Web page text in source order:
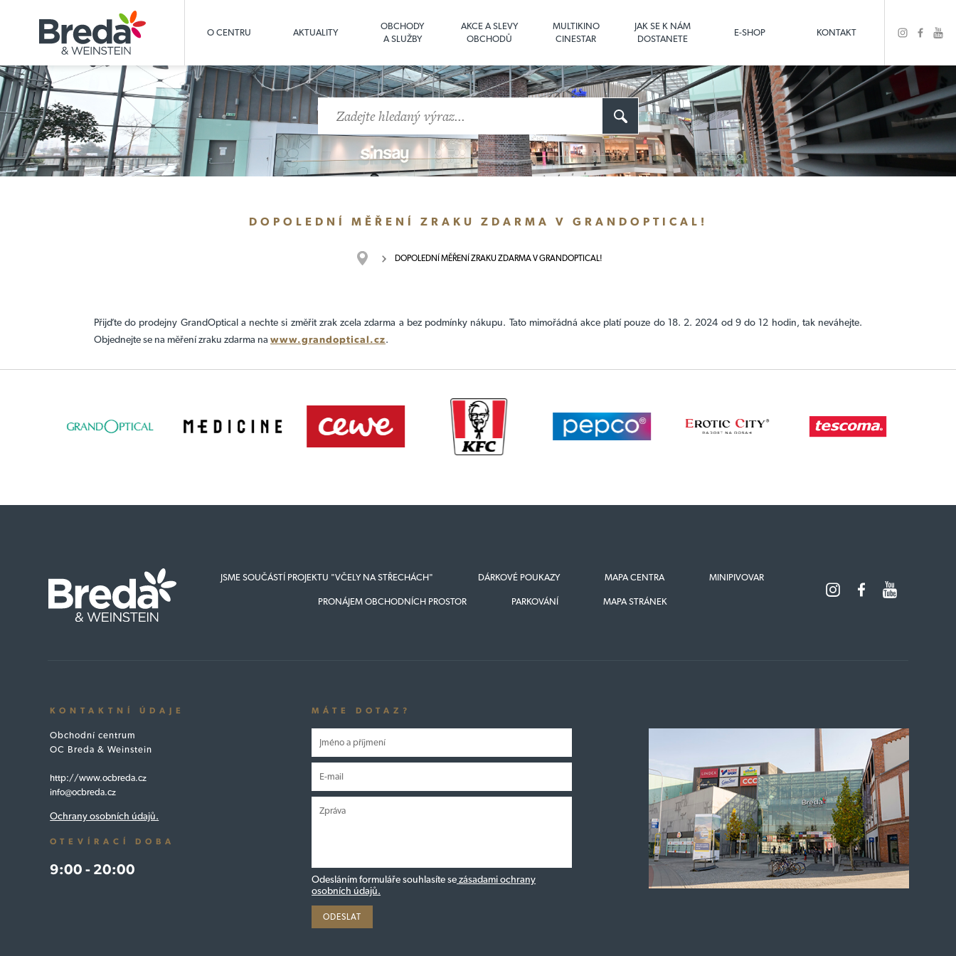
O CENTRU AKTUALITY
OBCHODY
A SLUŽBY
AKCE A SLEVY
OBCHODŮ
MULTIKINO
CINESTAR
JAK SE K NÁM
DOSTANETE
E-SHOP KONTAKT
DOPOLEDNÍ MĚŘENÍ ZRAKU ZDARMA V GRANDOPTICAL!
DOPOLEDNÍ MĚŘENÍ ZRAKU ZDARMA V GRANDOPTICAL!
Přijďte do prodejny GrandOptical a nechte si změřit zrak zcela zdarma a bez podmínky nákupu. Tato mimořádná akce platí pouze do 18. 2. 2024 od 9 do 12 hodin, tak neváhejte.
Objednejte se na měření zraku zdarma na www.grandoptical.cz.
JSME SOUČÁSTÍ PROJEKTU "VČELY NA STŘECHÁCH" DÁRKOVÉ POUKAZY MAPA CENTRA MINIPIVOVAR
PRONÁJEM OBCHODNÍCH PROSTOR PARKOVÁNÍ MAPA STRÁNEK
KONTAKTNÍ ÚDAJE
Obchodní centrum
OC Breda & Weinstein
http://www.ocbreda.cz
info@ocbreda.cz
Ochrany osobních údajů.
OTEVÍRACÍ DOBA
9:00 - 20:00
MÁTE DOTAZ?
Odesláním formuláře souhlasíte sezásadami ochrany
osobních údajů.